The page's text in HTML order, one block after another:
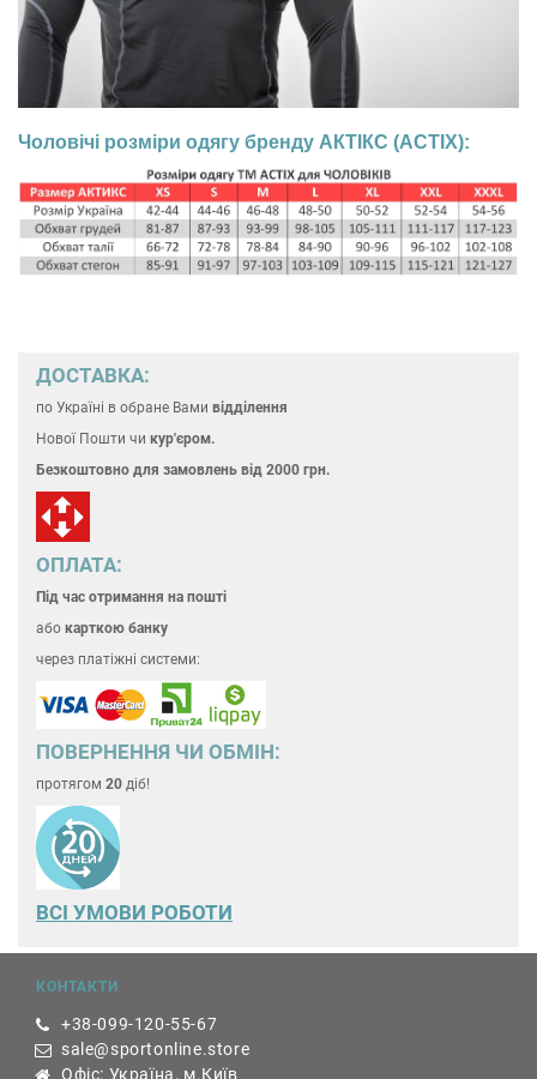
Чоловічі розміри одягу бренду АКТІКС (ACTIX):
ДОСТАВКА:
по Україні в обране Вами відділення
Нової Пошти чи кур'єром.
Безкоштовно для замовлень від 2000 грн.
ОПЛАТА:
Під час отримання на пошті
або карткою банку
через платіжні системи:
ПОВЕРНЕННЯ ЧИ ОБМІН:
протягом 20 діб!
ВСІ УМОВИ РОБОТИ
КОНТАКТИ
+38-099-120-55-67
sale@sportonline.store
Офіс: Україна, м.Київ